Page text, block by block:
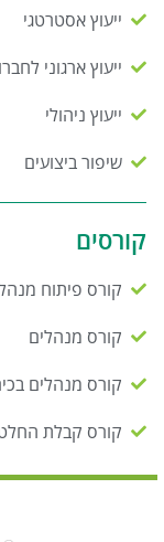
ייעוץ אסטרטגי
ייעוץ ארגוני
ייעוץ ניהולי
שיפור ביצועים
קורסים
קורס פיתוח
קורס מנהלים
קורס מנהלים
קורס קבלת